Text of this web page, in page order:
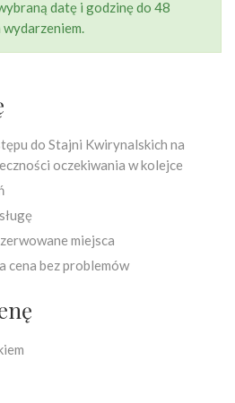
datę i godzinę do 48
do Stajni Kwirynalskich na
oczekiwania w kolejce
miejsca
cena bez problemów